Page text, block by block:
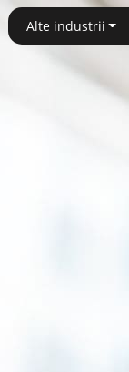
Alte industrii